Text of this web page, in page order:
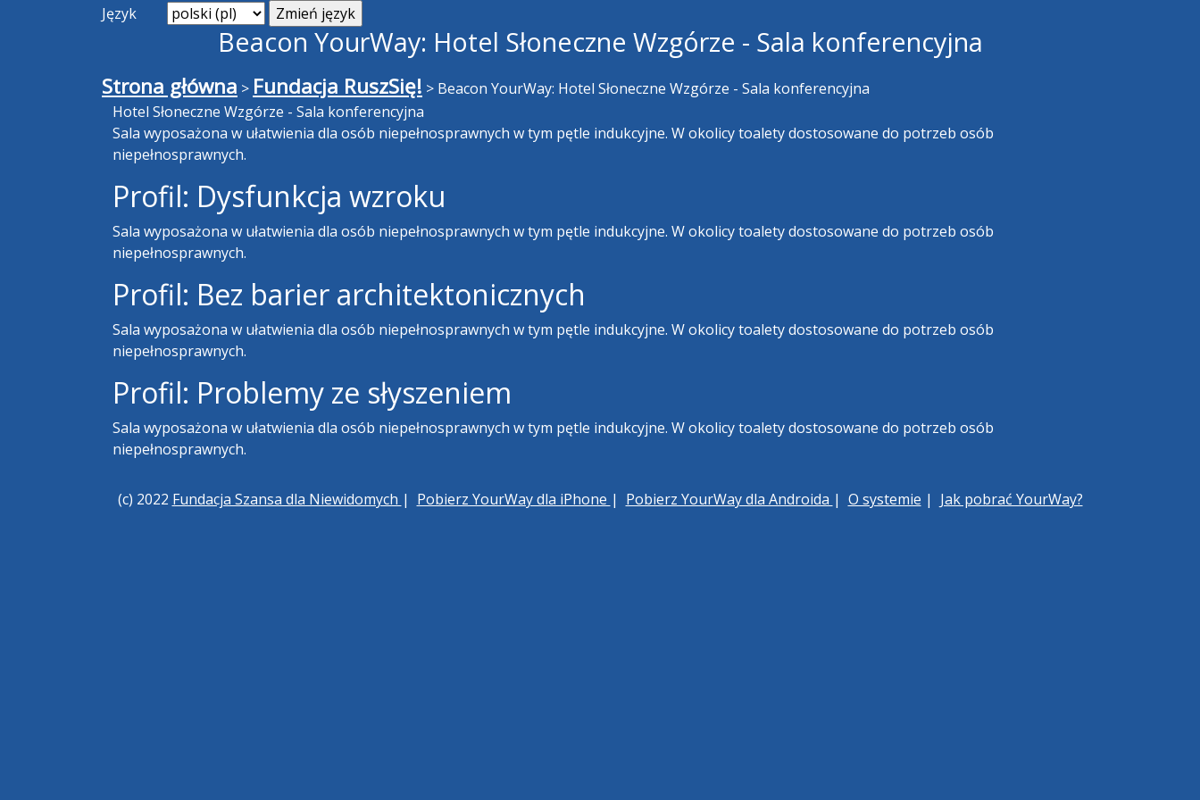
Język
Beacon YourWay: Hotel Słoneczne Wzgórze - Sala konferencyjna
Strona główna > Fundacja RuszSię! > Beacon YourWay: Hotel Słoneczne Wzgórze - Sala konferencyjna
Hotel Słoneczne Wzgórze - Sala konferencyjna
Sala wyposażona w ułatwienia dla osób niepełnosprawnych w tym pętle indukcyjne. W okolicy toalety dostosowane do potrzeb osób
niepełnosprawnych.
Profil: Dysfunkcja wzroku
Sala wyposażona w ułatwienia dla osób niepełnosprawnych w tym pętle indukcyjne. W okolicy toalety dostosowane do potrzeb osób
niepełnosprawnych.
Profil: Bez barier architektonicznych
Sala wyposażona w ułatwienia dla osób niepełnosprawnych w tym pętle indukcyjne. W okolicy toalety dostosowane do potrzeb osób
niepełnosprawnych.
Profil: Problemy ze słyszeniem
Sala wyposażona w ułatwienia dla osób niepełnosprawnych w tym pętle indukcyjne. W okolicy toalety dostosowane do potrzeb osób
niepełnosprawnych.
(c) 2022 Fundacja Szansa dla Niewidomych | Pobierz YourWay dla iPhone | Pobierz YourWay dla Androida | O systemie | Jak pobrać YourWay?